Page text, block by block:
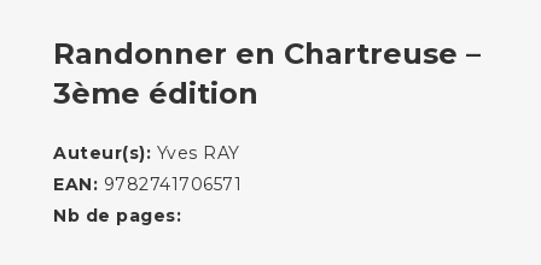
Randonner en Chartreuse –
3ème édition
Auteur(s): Yves RAY
EAN: 9782741706571
Nb de pages: